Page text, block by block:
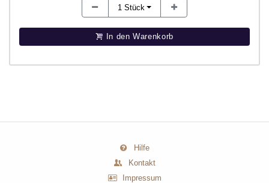
1 Stück
In den Warenkorb
Hilfe
Kontakt
Impressum